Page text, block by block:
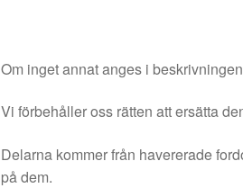
Om inget annat anges i
Vi förbehåller oss rätten att ersätta
Delarna kommer från havererade
på dem.